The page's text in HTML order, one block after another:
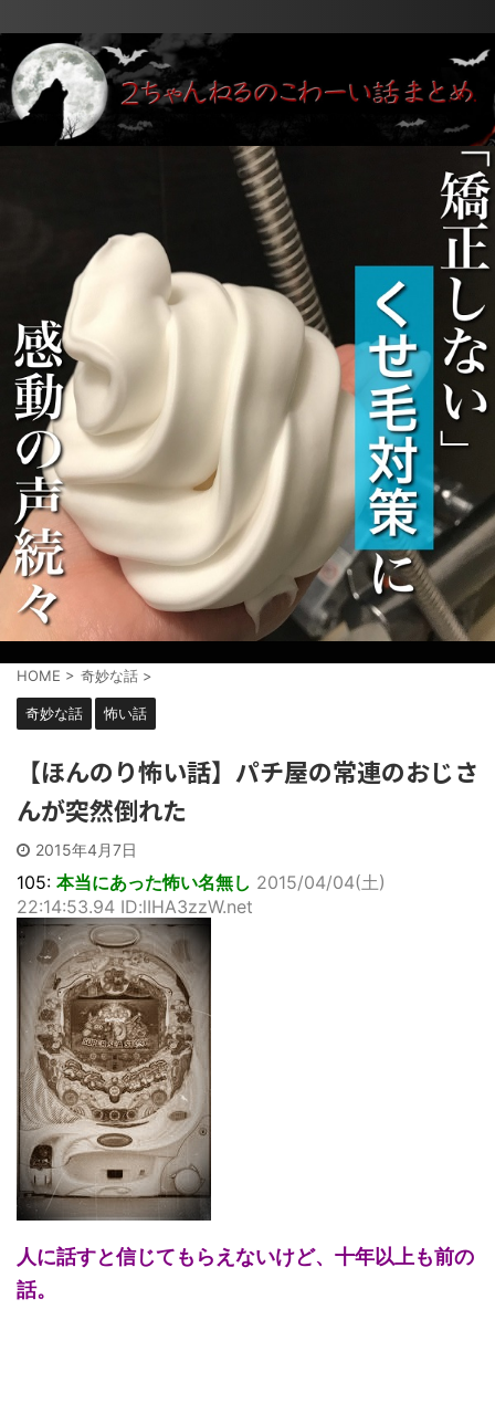
HOME > 奇妙な話 >
奇妙な話 怖い話
【ほんのり怖い話】パチ屋の常連のおじさ
んが突然倒れた
2015年4月7日
105: 本当にあった怖い名無し 2015/04/04(土)
22:14:53.94 ID:lIHA3zzW.net
人に話すと信じてもらえないけど、十年以上も前の
話。